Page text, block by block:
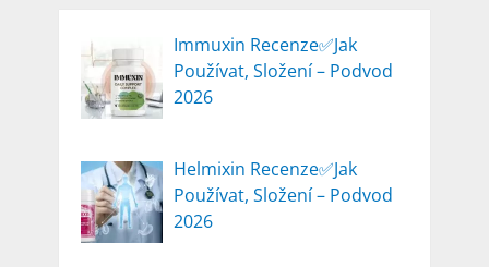
Immuxin Recenze✅Jak
Používat, Složení – Podvod
2026
Helmixin Recenze✅Jak
Používat, Složení – Podvod
2026